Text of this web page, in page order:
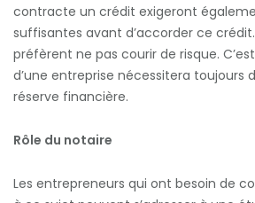
contracte un crédit exigeront
suffisantes avant d’accorder ce
préfèrent ne pas courir de risque.
d’une entreprise nécessitera toujours
réserve financière.
Rôle du notaire
Les entrepreneurs qui ont besoin de